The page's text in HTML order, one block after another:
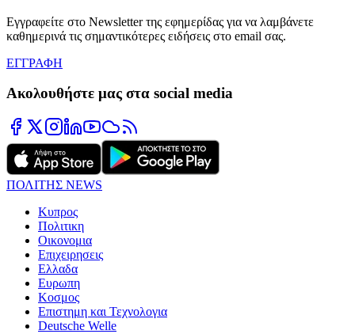
Εγγραφείτε στο Newsletter της εφημερίδας για να λαμβάνετε
καθημερινά τις σημαντικότερες ειδήσεις στο email σας.
ΕΓΓΡΑΦΗ
Ακολουθήστε μας στα social media
ΠΟΛΙΤΗΣ NEWS
Κυπρος
Πολιτικη
Οικονομια
Επιχειρησεις
Ελλαδα
Ευρωπη
Κοσμος
Επιστημη και Τεχνολογια
Deutsche Welle